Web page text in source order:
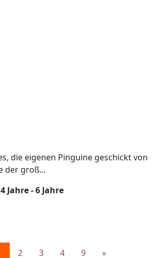
die eigenen Pinguine geschickt von
der groß...
4 Jahre - 6 Jahre
2 3 4 9 »